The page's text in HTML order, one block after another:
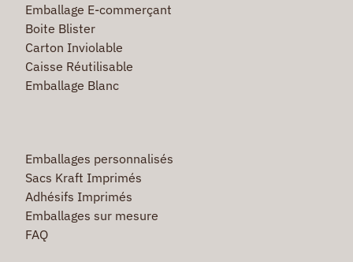
Emballage E-commerçant
Boite Blister
Carton Inviolable
Caisse Réutilisable
Emballage Blanc
Emballages personnalisés
Sacs Kraft Imprimés
Adhésifs Imprimés
Emballages sur mesure
FAQ